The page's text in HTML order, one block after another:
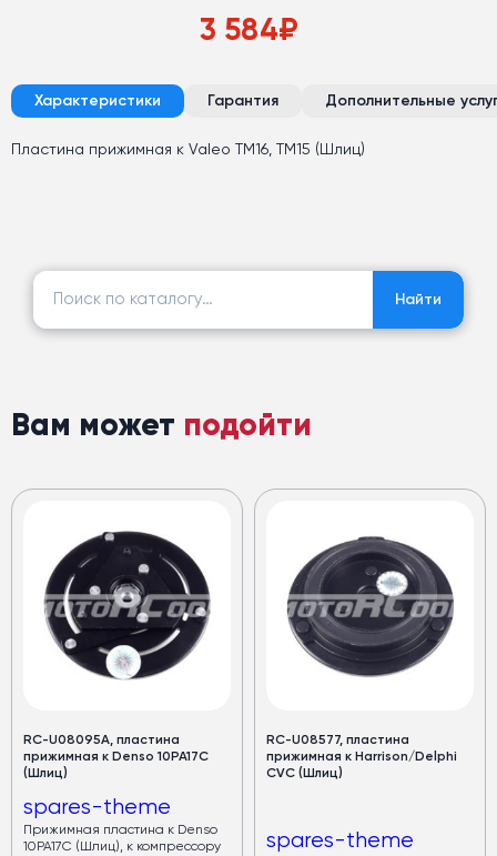
3 584₽
Характеристики Гарантия Дополнительные
Пластина прижимная к Valeo TM16, ТМ15 (Шлиц)
Найти:
Найти
Вам может подойти
RC-U08095А, пластина
прижимная к Denso 10PA17C
(Шлиц)
spares-theme
Прижимная пластина к Denso
10PA17C (Шлиц), к компрессору
RC-U08577, пластина
прижимная к Harrison/Delphi
CVC (Шлиц)
spares-theme